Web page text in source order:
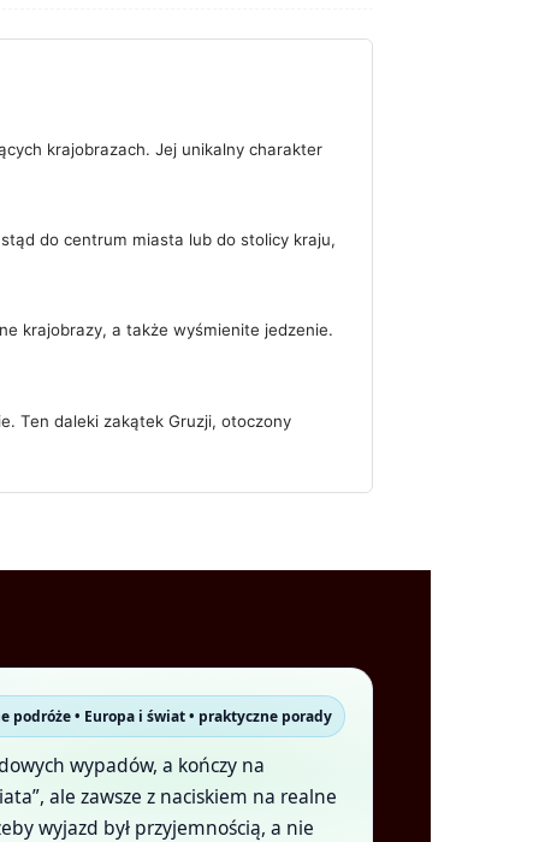
krajobrazach. Jej unikalny charakter
do centrum miasta lub do stolicy kraju,
krajobrazy, a także wyśmienite jedzenie.
Ten daleki zakątek Gruzji, otoczony
podróże • Europa i świat • praktyczne porady
wypadów, a kończy na
ale zawsze z naciskiem na realne
wyjazd był przyjemnością, a nie